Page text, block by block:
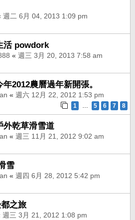
週二 6月 04, 2013 1:09 pm
活 powdork
« 週三 3月 20, 2013 7:58 am
2012農曆過年新開張。
« 週六 12月 22, 2012 1:53 pm
1 … 5 6 7 8
外乾草滑雪道
« 週三 11月 21, 2012 9:02 am
雪
« 週四 6月 28, 2012 5:42 pm
之旅
週三 3月 21, 2012 1:08 pm